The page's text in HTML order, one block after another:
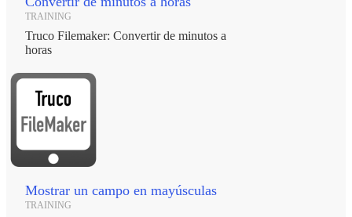
TRAINING
Truco Filemaker: Convertir de minutos a
horas
Mostrar un campo en mayúsculas
TRAINING